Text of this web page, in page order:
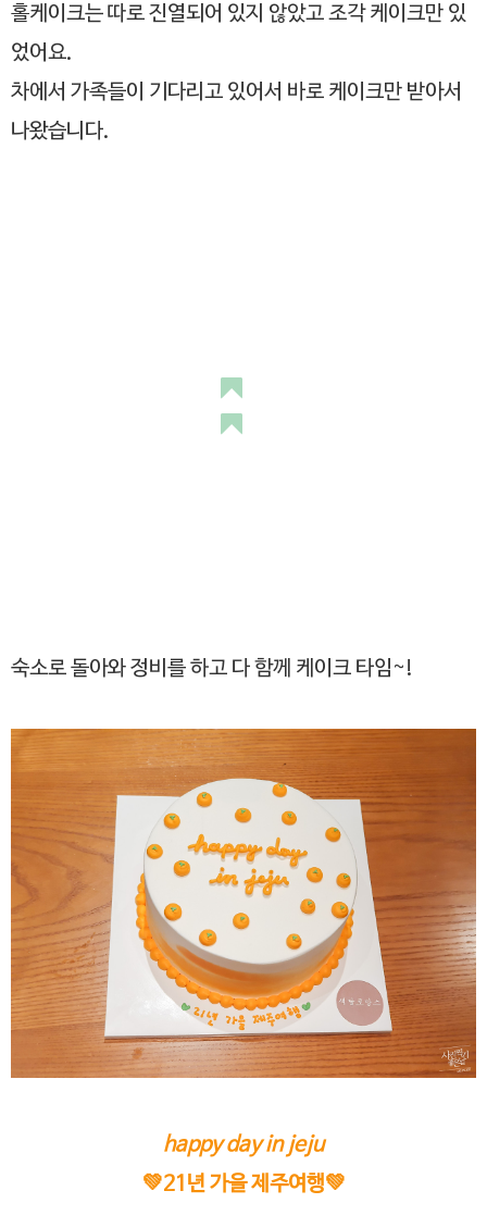
홀케이크는 따로 진열되어 있지 않았고 조각 케이크만 있
었어요.
차에서 가족들이 기다리고 있어서 바로 케이크만 받아서
나왔습니다.
숙소로 돌아와 정비를 하고 다 함께 케이크 타임~!
happy day in jeju
💚21년 가을 제주여행💚